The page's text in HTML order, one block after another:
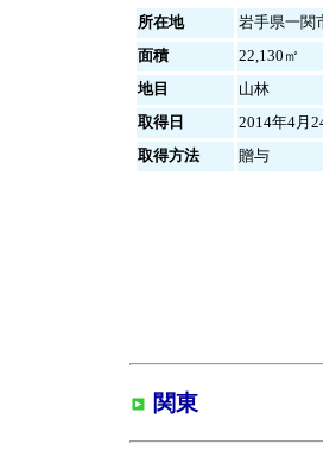
所在地
岩手県一関
面積
22,130㎡
地目
山林
取得日
2014年4月
取得方法
贈与
関東